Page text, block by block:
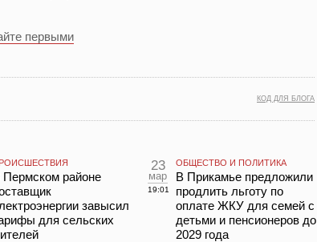
первыми
КОД ДЛЯ БЛОГА
Пермском районе
завысил
для сельских
23
мар
19:01
ОБЩЕСТВО И ПОЛИТИКА
В Прикамье предложили
продлить льготу по
оплате ЖКУ для семей с
детьми и пенсионеров до
2029 года